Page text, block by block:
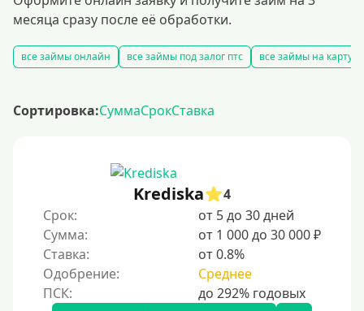
месяца сразу после её обработки.
все займы онлайн все займы под залог птс все займы на карту
Сортировка:СуммаСрокСтавка
Krediska
4
Срок:
от 5 до 30 дней
Сумма:
от 1 000 до 30 000 ₽
Ставка:
от 0.8%
Одобрение:
Среднее